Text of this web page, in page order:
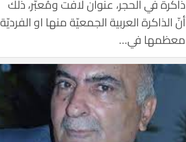
ذاكرة في الحجر، عنوان لافت ومُعبّر، ذلك
أنّ الذاكرة العربية الجمعيّة منها او الفرديّة
معظمها في…